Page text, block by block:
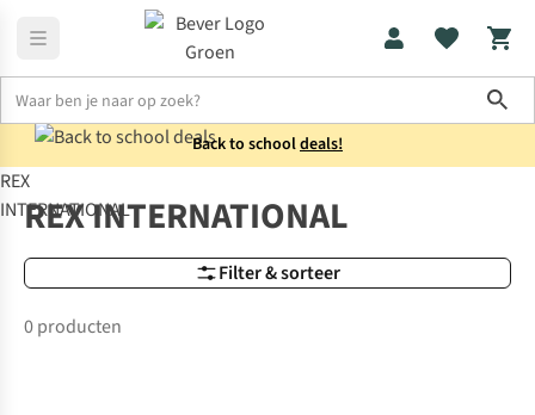
Back to schooldeals!
Merken REX INTERNATIONAL
REX
INTERNATIONAL
Filter & sorteer
REX INTERNATIONAL
0 producten